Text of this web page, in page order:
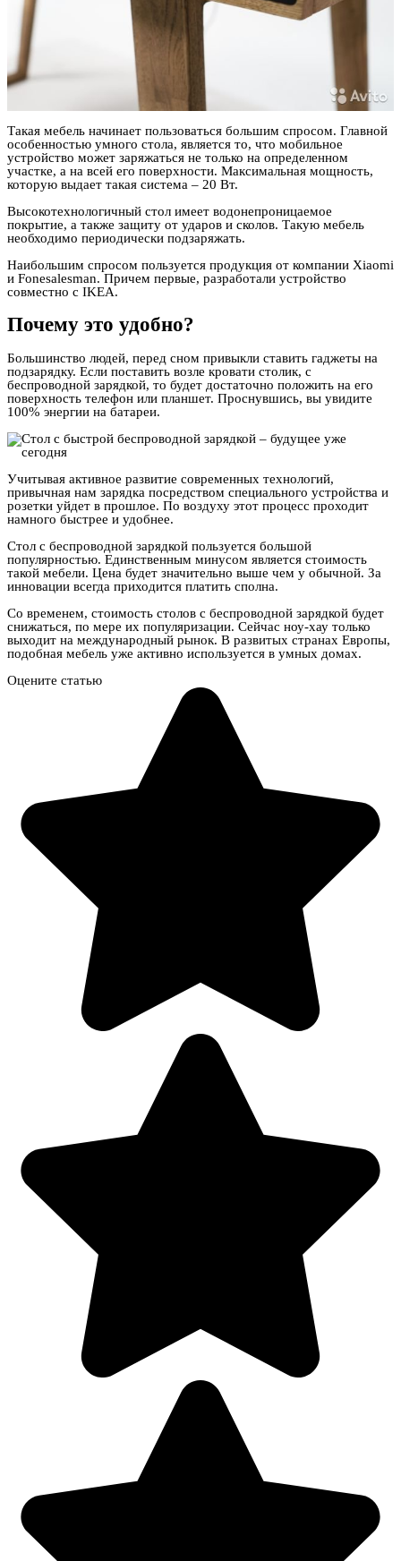
Такая мебель начинает пользоваться большим спросом. Главной
особенностью умного стола, является то, что мобильное
устройство может заряжаться не только на определенном
участке, а на всей его поверхности. Максимальная мощность,
которую выдает такая система – 20 Вт.
Высокотехнологичный стол имеет водонепроницаемое
покрытие, а также защиту от ударов и сколов. Такую мебель
необходимо периодически подзаряжать.
Наибольшим спросом пользуется продукция от компании Xiaomi
и Fonesalesman. Причем первые, разработали устройство
совместно с IKEA.
Почему это удобно?
Большинство людей, перед сном привыкли ставить гаджеты на
подзарядку. Если поставить возле кровати столик, с
беспроводной зарядкой, то будет достаточно положить на его
поверхность телефон или планшет. Проснувшись, вы увидите
100% энергии на батареи.
Учитывая активное развитие современных технологий,
привычная нам зарядка посредством специального устройства и
розетки уйдет в прошлое. По воздуху этот процесс проходит
намного быстрее и удобнее.
Стол с беспроводной зарядкой пользуется большой
популярностью. Единственным минусом является стоимость
такой мебели. Цена будет значительно выше чем у обычной. За
инновации всегда приходится платить сполна.
Со временем, стоимость столов с беспроводной зарядкой будет
снижаться, по мере их популяризации. Сейчас ноу-хау только
выходит на международный рынок. В развитых странах Европы,
подобная мебель уже активно используется в умных домах.
Оцените статью